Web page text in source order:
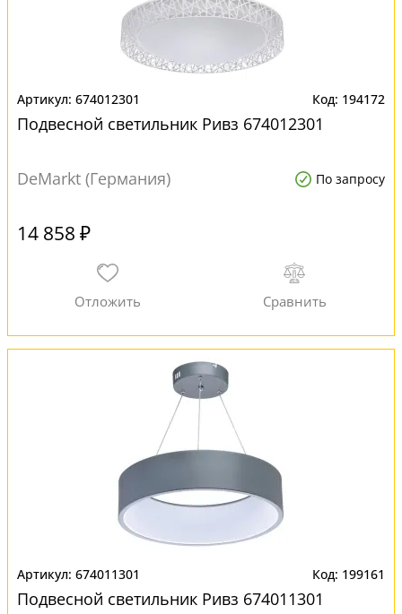
674012301 194172
Подвесной светильник Ривз 674012301
DeMarkt (Германия) По запросу
14 858 ₽
674011301 199161
Подвесной светильник Ривз 674011301